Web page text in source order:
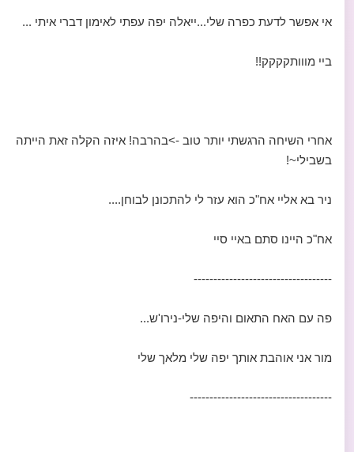
אי אפשר לדעת כפרה שלי...ייאלה יפה עפתי לאימון דברי איתי ...
ביי מווותקקקק!!
אחרי השיחה הרגשתי יותר טוב ->בהרבה! איזה הקלה זאת הייתה
בשבילי~!
ניר בא אליי אח"כ הוא עזר לי להתכונן לבוחן....
אח"כ היינו סתם באיי סיי
-----------------------------------
פה עם האח התאום והיפה שלי-נירו'ש...
מור אני אוהבת אותך יפה שלי מלאך שלי
------------------------------------